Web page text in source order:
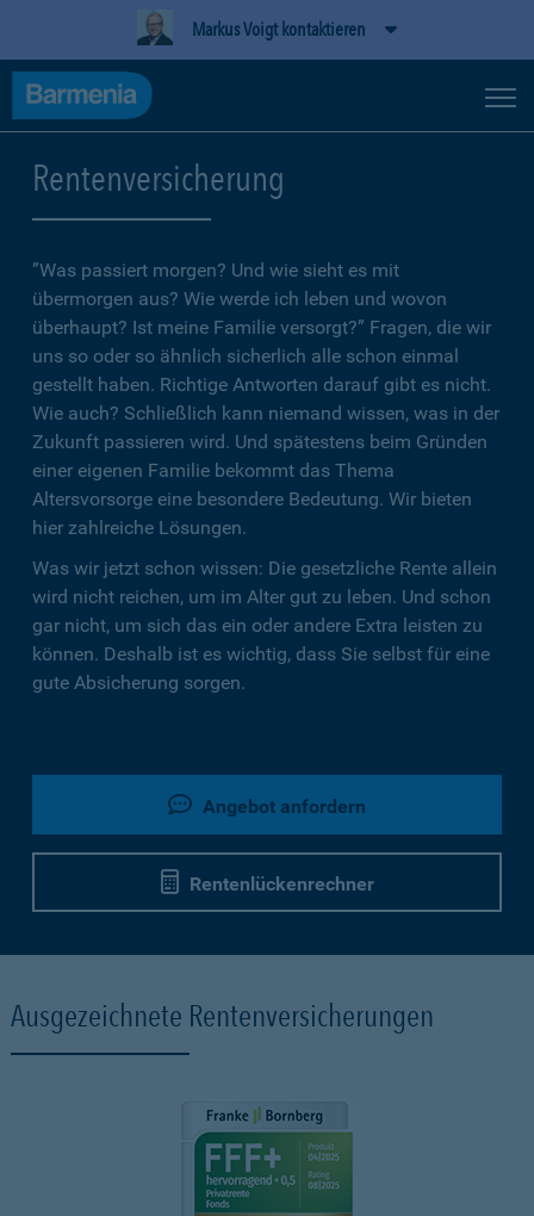
Markus Voigt kontaktieren
Rentenversicherung
”Was passiert morgen? Und wie sieht es mit
übermorgen aus? Wie werde ich leben und wovon
überhaupt? Ist meine Familie versorgt?” Fragen, die wir
uns so oder so ähnlich sicherlich alle schon einmal
gestellt haben. Richtige Antworten darauf gibt es nicht.
Wie auch? Schließlich kann niemand wissen, was in der
Zukunft passieren wird. Und spätestens beim Gründen
einer eigenen Familie bekommt das Thema
Altersvorsorge eine besondere Bedeutung. Wir bieten
hier zahlreiche Lösungen.
Was wir jetzt schon wissen: Die gesetzliche Rente allein
wird nicht reichen, um im Alter gut zu leben. Und schon
gar nicht, um sich das ein oder andere Extra leisten zu
können. Deshalb ist es wichtig, dass Sie selbst für eine
gute Absicherung sorgen.
Angebot anfordern
Rentenlückenrechner
Ausgezeichnete Rentenversicherungen